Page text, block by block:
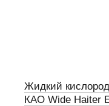
Жидкий
КАО Wide Haiter